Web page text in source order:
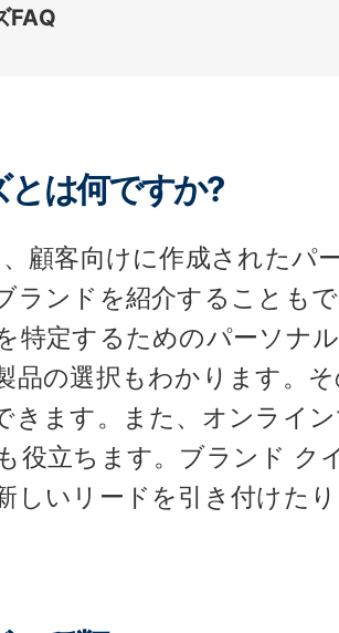
FAQ
は何ですか?
顧客向けに作成されたパ
ランドを紹介することも
特定するためのパーソナ
品の選択もわかります。
きます。また、オンライ
役立ちます。ブランド ク
しいリードを引き付けたり